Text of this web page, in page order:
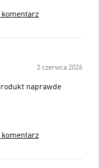
komentarz
2 czerwca 2026
naprawde
komentarz